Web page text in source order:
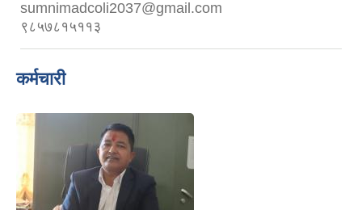
sumnimadcoli2037@gmail.com
९८५७८१५११३
कर्मचारी